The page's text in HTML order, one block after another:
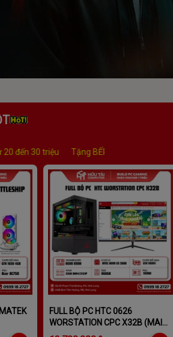
ĐIỆN E-DRA Build PC từ 10 đến 15 triệu
FULL BỘ PC HTC 0626
WORSTATION CPC X32B (MAIN
XEON X99H, CPU INTEL XEON E5